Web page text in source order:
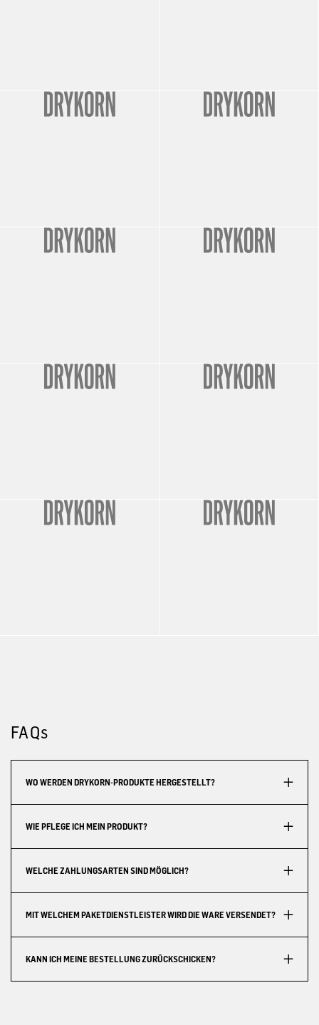
FAQs
WO WERDEN DRYKORN-PRODUKTE HERGESTELLT?
WIE PFLEGE ICH MEIN PRODUKT?
WELCHE ZAHLUNGSARTEN SIND MÖGLICH?
MIT WELCHEM PAKETDIENSTLEISTER WIRD DIE WARE VERSENDET?
KANN ICH MEINE BESTELLUNG ZURÜCKSCHICKEN?